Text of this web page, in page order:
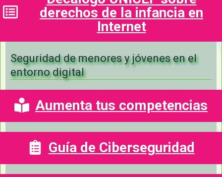
Decálogo UNICEF sobre
derechos de la infancia en
Internet
Seguridad de menores y jóvenes en el
entorno digital
Aumenta tus competencias
Guía de Ciberseguridad